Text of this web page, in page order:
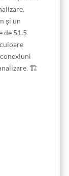
și un
de 51.5
🏗️